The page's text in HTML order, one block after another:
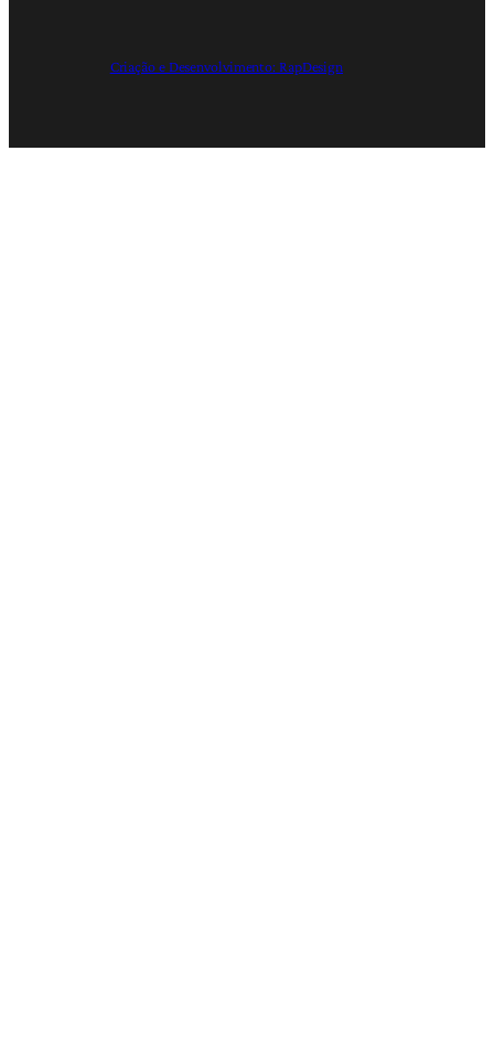
Criação e Desenvolvimento: RapDesign